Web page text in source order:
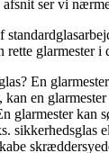
ser vi
glarmester
En
en
glarmester kan